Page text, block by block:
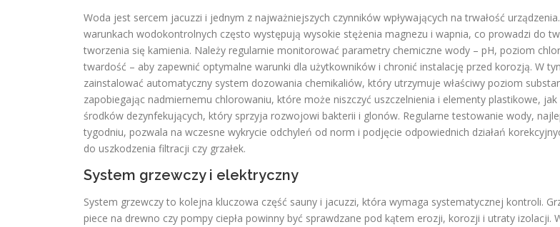
Woda jest sercem jacuzzi i jednym z najważniejszych czynników wpływających na trwałość
warunkach wodokontrolnych często występują wysokie stężenia magnezu i wapnia, co prowadzi do
tworzenia się kamienia. Należy regularnie monitorować parametry chemiczne wody – pH, poziom
twardość – aby zapewnić optymalne warunki dla użytkowników i chronić instalację przed korozją. W
zainstalować automatyczny system dozowania chemikaliów, który utrzymuje właściwy poziom
zapobiegając nadmiernemu chlorowaniu, które może niszczyć uszczelnienia i elementy plastikowe,
środków dezynfekujących, który sprzyja rozwojowi bakterii i glonów. Regularne testowanie wody,
tygodniu, pozwala na wczesne wykrycie odchyleń od norm i podjęcie odpowiednich działań
do uszkodzenia filtracji czy grzałek.
System grzewczy i elektryczny
System grzewczy to kolejna kluczowa część sauny i jacuzzi, która wymaga systematycznej kontroli.
piece na drewno czy pompy ciepła powinny być sprawdzane pod kątem erozji, korozji i utraty izolacji.